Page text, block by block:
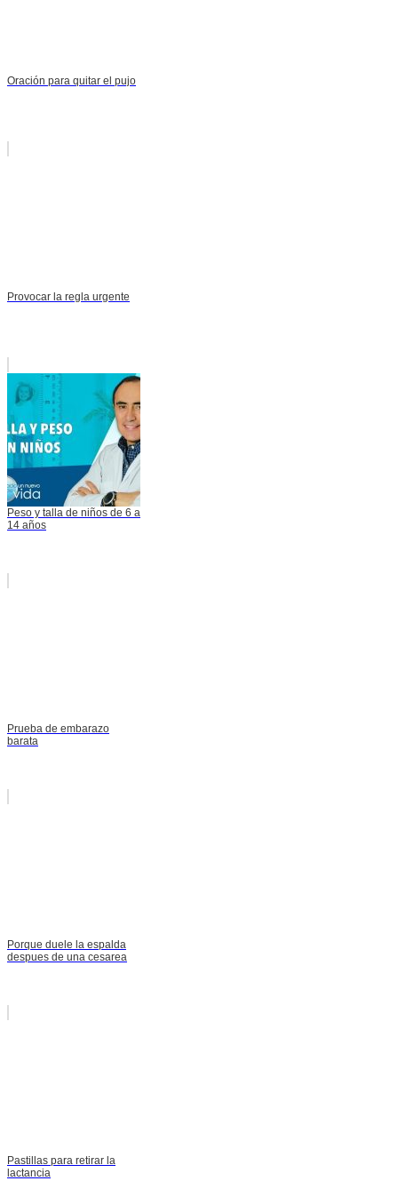
Oración para quitar el pujo
Provocar la regla urgente
Peso y talla de niños de 6 a
14 años
Prueba de embarazo
barata
Porque duele la espalda
despues de una cesarea
Pastillas para retirar la
lactancia